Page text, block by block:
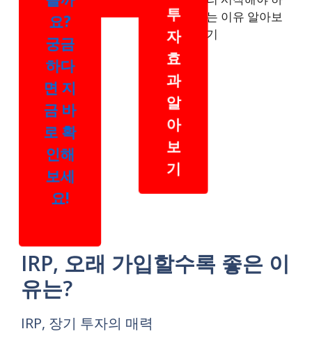
요?
궁금
하다
면 지
금 바
로 확
인해
보세
요!
투
자
효
과
알
아
보
기
는 이유 알아보
기
IRP, 오래 가입할수록 좋은 이
유는?
IRP, 장기 투자의 매력